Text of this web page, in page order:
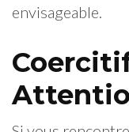
envisageable.